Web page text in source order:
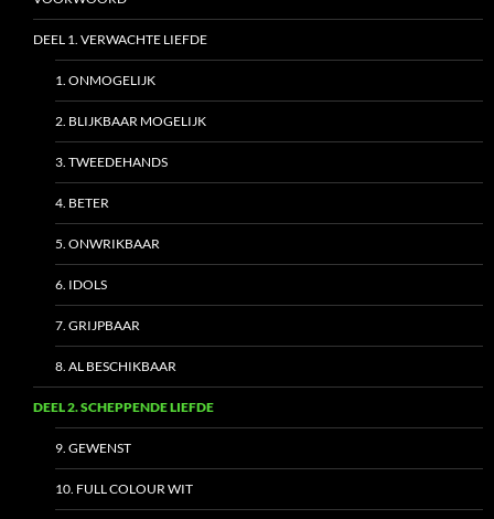
DEEL 1. VERWACHTE LIEFDE
1. ONMOGELIJK
2. BLIJKBAAR MOGELIJK
3. TWEEDEHANDS
4. BETER
5. ONWRIKBAAR
6. IDOLS
7. GRIJPBAAR
8. AL BESCHIKBAAR
DEEL 2. SCHEPPENDE LIEFDE
9. GEWENST
10. FULL COLOUR WIT